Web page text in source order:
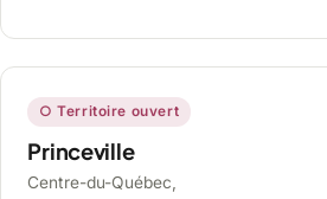
○ Territoire ouvert
Princeville
Centre-du-Québec,